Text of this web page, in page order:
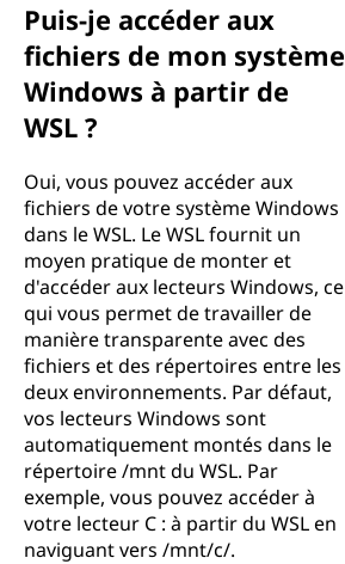
Puis-je accéder aux
fichiers de mon système
Windows à partir de
WSL ?
Oui, vous pouvez accéder aux
fichiers de votre système Windows
dans le WSL. Le WSL fournit un
moyen pratique de monter et
d'accéder aux lecteurs Windows, ce
qui vous permet de travailler de
manière transparente avec des
fichiers et des répertoires entre les
deux environnements. Par défaut,
vos lecteurs Windows sont
automatiquement montés dans le
répertoire /mnt du WSL. Par
exemple, vous pouvez accéder à
votre lecteur C : à partir du WSL en
naviguant vers /mnt/c/.